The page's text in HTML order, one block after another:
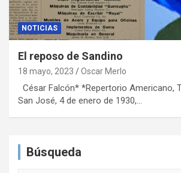
NOTICIAS
El reposo de Sandino
18 mayo, 2023 Oscar Merlo
César Falcón* *Repertorio Americano,
San José, 4 de enero de 1930,…
Búsqueda